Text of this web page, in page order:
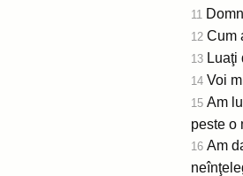
11
12 Cum
13 Luaţi
14 Voi
15 Am
peste o
16 Am